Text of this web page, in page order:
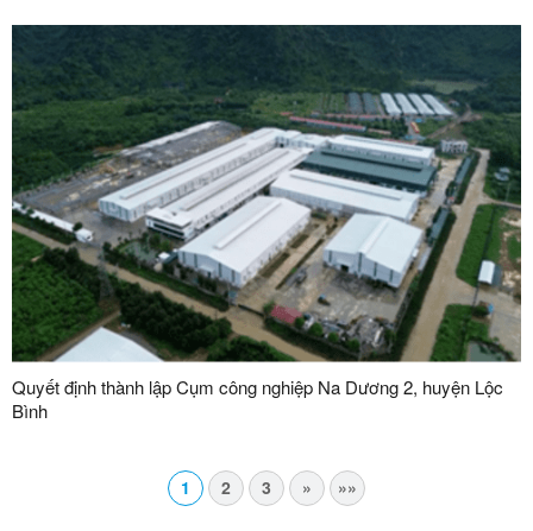
Quyết định thành lập Cụm công nghiệp Na Dương 2, huyện Lộc
Bình
1 2 3 » »»